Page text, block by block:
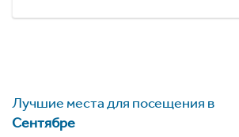
Лучшие места для посещения в
Сентябре